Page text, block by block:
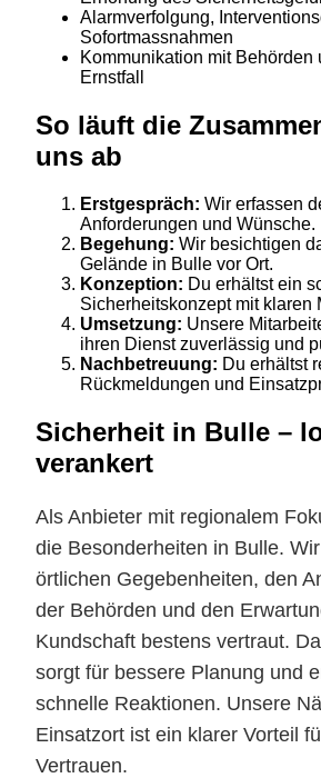
Alarmverfolgung,
Sofortmassnahmen
Kommunikation mit Behörden
Ernstfall
So läuft die
uns ab
Erstgespräch: Wir erfassen
Anforderungen und Wünsche.
Begehung: Wir besichtigen
Gelände in Bulle vor Ort.
Konzeption: Du erhältst ein
Sicherheitskonzept mit klaren
Umsetzung: Unsere
ihren Dienst zuverlässig und
Nachbetreuung: Du erhältst
Rückmeldungen und
Sicherheit in Bulle –
verankert
Als Anbieter mit regionalem
die Besonderheiten in Bulle.
örtlichen Gegebenheiten, den
der Behörden und den
Kundschaft bestens vertraut.
sorgt für bessere Planung und
schnelle Reaktionen. Unsere
Einsatzort ist ein klarer Vorteil
Vertrauen.